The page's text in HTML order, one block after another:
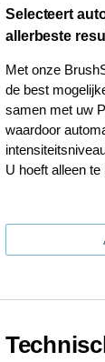
Selecteert
allerbeste
Met onze
de best
samen met uw
waardoor
U hoeft alleen